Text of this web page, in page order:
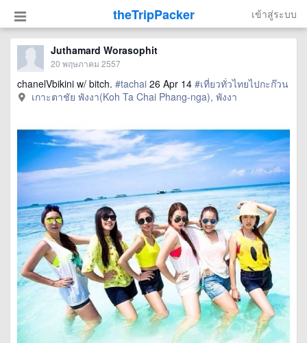
theTripPacker เข้าสู่ระบบ
Juthamard Worasophit
20 พฤษภาคม 2557
chanelVbikini w/ bitch. #tachai 26 Apr 14 #เที่ยวทั่วไทยไปกะก๊วน
เกาะตาชัย พังงา(Koh Ta Chai Phang-nga), พังงา